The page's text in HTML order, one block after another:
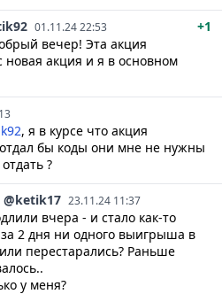
01.11.24 22:53
+1
вечер! Эта акция
акция и я в основном
, я в курсе что акция
бы коды они мне не нужны
?
@ketik17 23.11.24 11:37
вчера - и стало как-то
2 дня ни одного выигрыша в
перестарались? Раньше
у меня?